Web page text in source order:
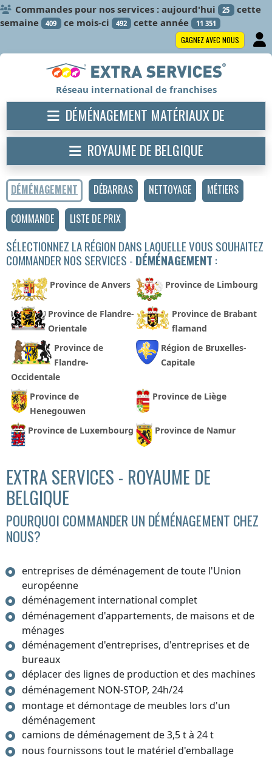
Commandes pour nos services : aujourd'hui 25 cette
semaine
409 ce mois-ci 492 cette année 11 351
GAGNEZ AVEC NOUS
DÉMÉNAGEMENT DÉBARRAS NETTOYAGE
MÉTIERS
COMMANDE
LISTE DE PRIX
SÉLECTIONNEZ LA RÉGION DANS LAQUELLE VOUS SOUHAITEZ
COMMANDER NOS SERVICES - DÉMÉNAGEMENT :
Province de Anvers Province de Limbourg
Province de Flandre-
Orientale
Province de Brabant
flamand
Province de
Flandre-
Occidentale
Région de Bruxelles-
Capitale
Province de
Henegouwen
Province de Liège
Province de Luxembourg Province de Namur
EXTRA SERVICES - ROYAUME DE
BELGIQUE
POURQUOI COMMANDER UN DÉMÉNAGEMENT CHEZ
NOUS?
entreprises de déménagement de toute l'Union
européenne
déménagement international complet
déménagement d'appartements, de maisons et de
ménages
déménagement d'entreprises, d'entreprises et de
bureaux
déplacer des lignes de production et des machines
déménagement NON-STOP, 24h/24
montage et démontage de meubles lors d'un
déménagement
camions de déménagement de 3,5 t à 24 t
nous fournissons tout le matériel d'emballage
Réseau international de franchises
DÉMÉNAGEMENT MATÉRIAUX DE
CONSTRUCTION
ROYAUME DE BELGIQUE